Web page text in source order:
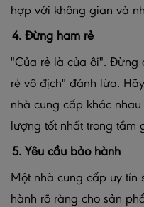
hợp với không gian và
4. Đừng ham rẻ
"Của rẻ là của ôi".
rẻ vô địch" đánh lừa.
nhà cung cấp khác
lượng tốt nhất trong tầm
5. Yêu cầu bảo hành
Một nhà cung cấp uy tín
hành rõ ràng cho sản